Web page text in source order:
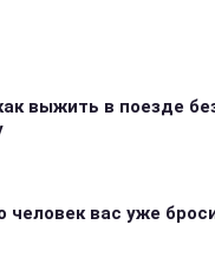
выжить в поезде
человек вас уже